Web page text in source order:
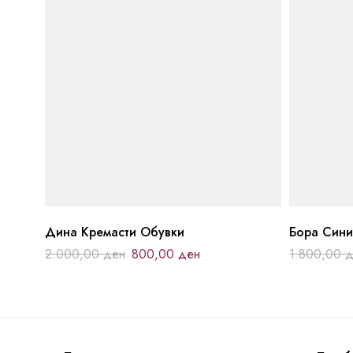
Дина Кремасти Обувки
2.000,00ден 800,00 ден
Бора
1.800,00